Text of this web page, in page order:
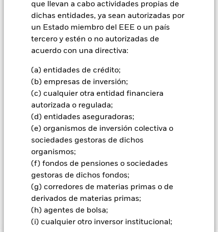
que llevan a cabo actividades propias de
dichas entidades, ya sean autorizadas por
un Estado miembro del EEE o un país
tercero y estén o no autorizadas de
acuerdo con una directiva:
(a) entidades de crédito;
(b) empresas de inversión;
(c) cualquier otra entidad financiera
autorizada o regulada;
(d) entidades aseguradoras;
(e) organismos de inversión colectiva o
sociedades gestoras de dichos
organismos;
(f) fondos de pensiones o sociedades
gestoras de dichos fondos;
(g) corredores de materias primas o de
derivados de materias primas;
(h) agentes de bolsa;
(i) cualquier otro inversor institucional;
subir o bajar, y no están garantizados. Es posible que los
inversores no recuperen la cantidad invertida originalmente.
Todas las clases de acciones con cobertura de divisas de este
uso de derivados para una clase de acciones podría conllevar
un posible riesgo de contagio (también denominado «spill-
over») a otras clases de acciones del fondo. La sociedad
procedimientos adecuados para minimizar el riesgo de
contagio a otras clases de acciones. En el menú desplegable
que figura justo debajo del nombre del fondo, podrá ver un
listado de todas las clases de acciones del fondo: las clases de
acciones con cobertura de divisas se identifican mediante la
completo de todas las clases de acciones con cobertura de
divisas está disponible mediante solicitud a la sociedad
gestora del fondo.
Mostrar menos